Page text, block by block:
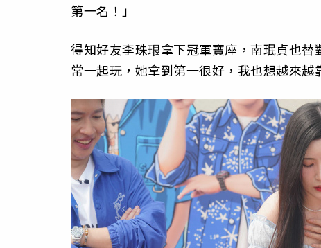
第一名！」
得知好友李珠珢拿下冠軍寶座，南珉貞也
常一起玩，她拿到第一很好，我也想越來越